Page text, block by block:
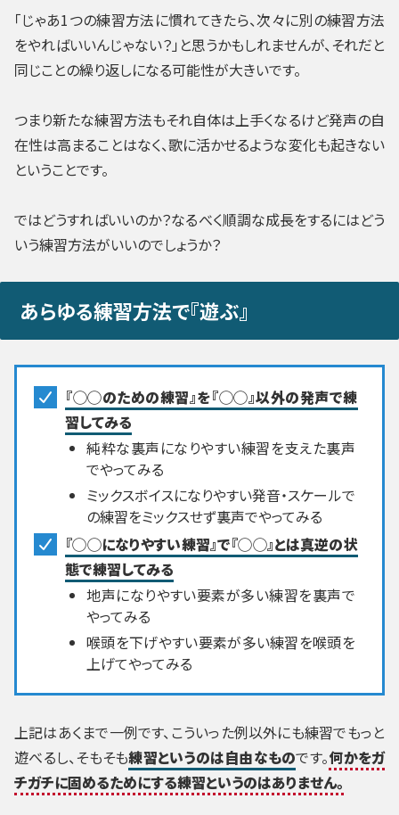
「じゃあ1つの練習方法に慣れてきたら、次々に別の練習方法
をやればいいんじゃない？」と思うかもしれませんが、それだと
同じことの繰り返しになる可能性が大きいです。
つまり新たな練習方法もそれ自体は上手くなるけど発声の自
在性は高まることはなく、歌に活かせるような変化も起きない
ということです。
ではどうすればいいのか？なるべく順調な成長をするにはどう
いう練習方法がいいのでしょうか？
あらゆる練習方法で『遊ぶ』
『◯◯のための練習』を『◯◯』以外の発声で練
習してみる
純粋な裏声になりやすい練習を支えた裏声
でやってみる
ミックスボイスになりやすい発音・スケールで
の練習をミックスせず裏声でやってみる
『◯◯になりやすい練習』で『◯◯』とは真逆の状
態で練習してみる
地声になりやすい要素が多い練習を裏声で
やってみる
喉頭を下げやすい要素が多い練習を喉頭を
上げてやってみる
上記はあくまで一例です、こういった例以外にも練習でもっと
遊べるし、そもそも練習というのは自由なものです。何かをガ
チガチに固めるためにする練習というのはありません。